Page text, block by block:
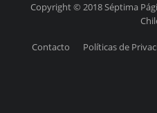
Copyright © 2018 Séptima
Contacto Políticas de